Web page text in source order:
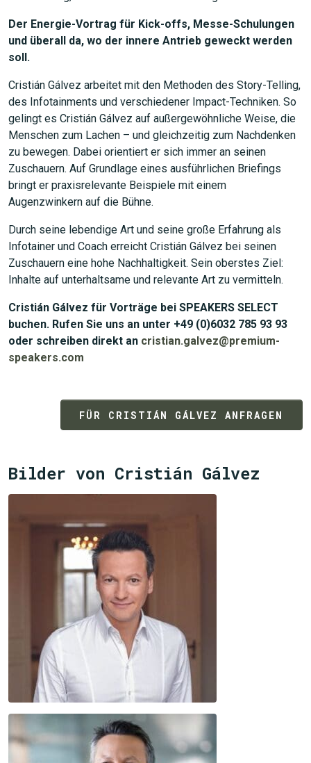
Der Energie-Vortrag für Kick-offs, Messe-Schulungen
und überall da, wo der innere Antrieb geweckt werden
soll.
Cristián Gálvez arbeitet mit den Methoden des Story-Telling,
des Infotainments und verschiedener Impact-Techniken. So
gelingt es Cristián Gálvez auf außergewöhnliche Weise, die
Menschen zum Lachen – und gleichzeitig zum Nachdenken
zu bewegen. Dabei orientiert er sich immer an seinen
Zuschauern. Auf Grundlage eines ausführlichen Briefings
bringt er praxisrelevante Beispiele mit einem
Augenzwinkern auf die Bühne.
Durch seine lebendige Art und seine große Erfahrung als
Infotainer und Coach erreicht Cristián Gálvez bei seinen
Zuschauern eine hohe Nachhaltigkeit. Sein oberstes Ziel:
Inhalte auf unterhaltsame und relevante Art zu vermitteln.
Cristián Gálvez für Vorträge bei SPEAKERS SELECT
buchen. Rufen Sie uns an unter +49 (0)6032 785 93 93
oder schreiben direkt an cristian.galvez@premium-
speakers.com
FÜR CRISTIÁN GÁLVEZ ANFRAGEN
Bilder von Cristián Gálvez